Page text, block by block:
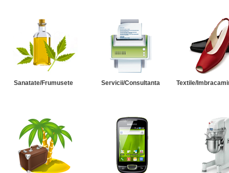
Sanatate/Frumusete Servicii/Consultanta Textile/